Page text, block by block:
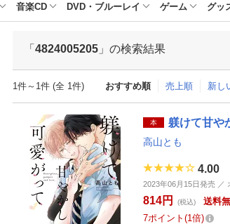
音楽CD DVD・ブルーレイ ゲーム グッ
「 4824005205 」の検索結果
1件～1件 (全 1件) おすすめ順 売上順 新し
本 躾けて甘や
高山とも
4.00
2023年06月15日発売 ／
814円 (税込)
送料
7ポイント 1倍